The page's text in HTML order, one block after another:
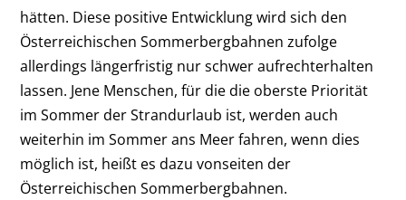
hätten. Diese positive Entwicklung wird sich den
Österreichischen Sommerbergbahnen zufolge
allerdings längerfristig nur schwer aufrechterhalten
lassen. Jene Menschen, für die die oberste Priorität
im Sommer der Strandurlaub ist, werden auch
weiterhin im Sommer ans Meer fahren, wenn dies
möglich ist, heißt es dazu vonseiten der
Österreichischen Sommerbergbahnen.